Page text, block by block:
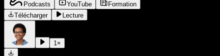
Podcasts YouTube
Formation
Télécharger
Lecture
1 ×